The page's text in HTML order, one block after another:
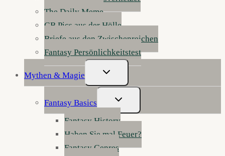
The Daily Meme
GB Pics aus der Hölle
Briefe aus den Zwischenreichen
Fantasy Persönlichkeitstest
Mythen & Magie
Untermenü
Umschalten
Fantasy Basics
Untermenü
Umschalten
Fantasy History
Haben Sie mal Feuer?
Fantasy Genres